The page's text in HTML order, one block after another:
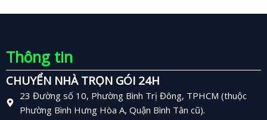
Thông tin
CHUYỂN NHÀ TRỌN GÓI 24H
23 Đường số 10, Phường Bình Trị Đông, TPHCM (thuộc
Phường Bình Hưng Hòa A, Quận Bình Tân cũ).